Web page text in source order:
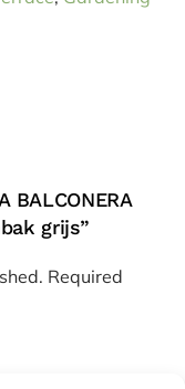
BALCONERA
grijs”
Required